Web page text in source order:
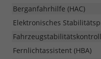
Berganfahrhilfe (HAC)
Elektronisches
Fernlichtassistent (HBA)